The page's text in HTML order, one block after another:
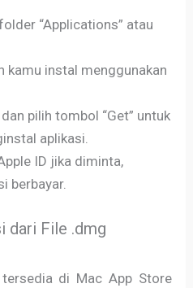
“Applications” atau
kamu instal menggunakan
pilih tombol “Get” untuk
aplikasi.
ID jika diminta,
berbayar.
dari File .dmg
di Mac App Store